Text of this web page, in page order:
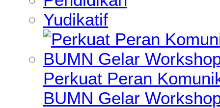
Yudikatif
Perkuat Peran
BUMN Gelar